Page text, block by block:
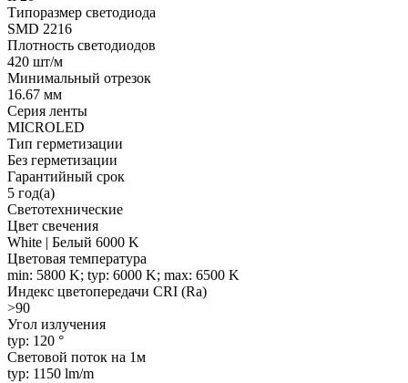
Типоразмер светодиода
SMD 2216
Плотность светодиодов
420 шт/м
Минимальный отрезок
16.67 мм
Серия ленты
MICROLED
Тип герметизации
Без герметизации
Гарантийный срок
5 год(а)
Светотехнические
Цвет свечения
White | Белый 6000 K
Цветовая температура
min: 5800 K; typ: 6000 K; max: 6500 K
Индекс цветопередачи CRI (Ra)
>90
Угол излучения
typ: 120 °
Световой поток на 1м
typ: 1150 lm/m